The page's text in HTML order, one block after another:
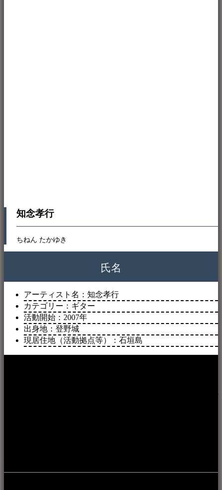
知念孝行
ちねん たかゆき
氏名
アーティスト名：知念孝行
カテゴリー：ギター
活動開始：2007年
出身地：登野城
現居住地（活動拠点等）：石垣島